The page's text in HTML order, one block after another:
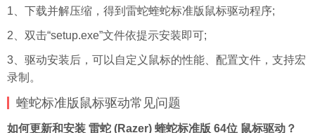
1、下载并解压缩，得到雷蛇蝰蛇标准版鼠标驱动程序;
2、双击“setup.exe”文件依提示安装即可;
3、驱动安装后，可以自定义鼠标的性能、配置文件，支持宏
录制。
蝰蛇标准版鼠标驱动常见问题
如何更新和安装 雷蛇 (Razer) 蝰蛇标准版 64位 鼠标驱动？